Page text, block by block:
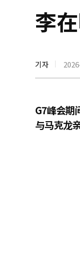
李
기자
G7峰会期
与马克龙